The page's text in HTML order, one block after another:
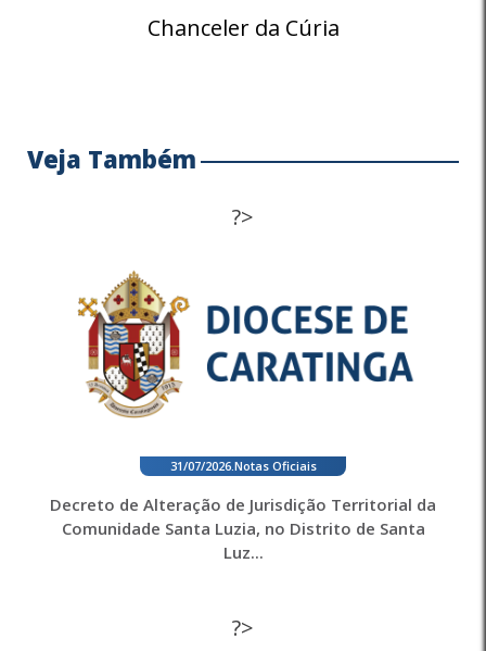
Chanceler da Cúria
Veja Também
?>
31/07/2026. Notas Oficiais
Decreto de Alteração de Jurisdição Territorial da
Comunidade Santa Luzia, no Distrito de Santa
Luz...
?>